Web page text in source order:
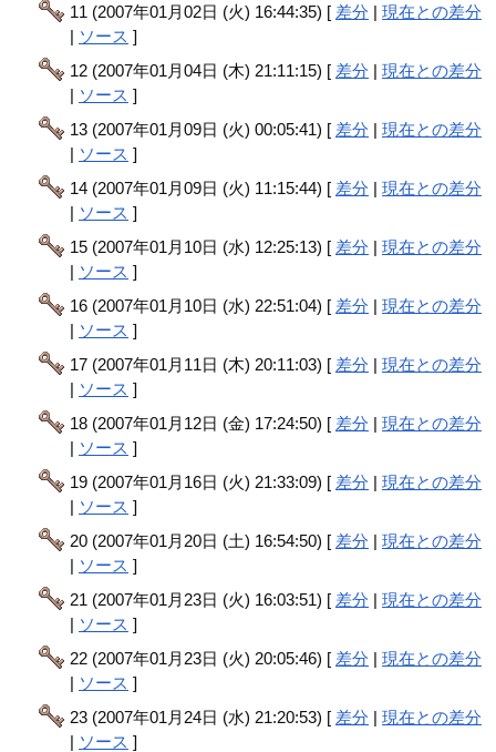
11 (2007年01月02日 (火) 16:44:35) [ 差分 |現在との差分
| ソース ]
12 (2007年01月04日 (木) 21:11:15) [ 差分 |現在との差分
| ソース ]
13 (2007年01月09日 (火) 00:05:41) [ 差分 |現在との差分
| ソース ]
14 (2007年01月09日 (火) 11:15:44) [ 差分 |現在との差分
| ソース ]
15 (2007年01月10日 (水) 12:25:13) [ 差分 |現在との差分
| ソース ]
16 (2007年01月10日 (水) 22:51:04) [ 差分 |現在との差分
| ソース ]
17 (2007年01月11日 (木) 20:11:03) [ 差分 |現在との差分
| ソース ]
18 (2007年01月12日 (金) 17:24:50) [ 差分 |現在との差分
| ソース ]
19 (2007年01月16日 (火) 21:33:09) [ 差分 |現在との差分
| ソース ]
20 (2007年01月20日 (土) 16:54:50) [ 差分 |現在との差分
| ソース ]
21 (2007年01月23日 (火) 16:03:51) [ 差分 |現在との差分
| ソース ]
22 (2007年01月23日 (火) 20:05:46) [ 差分 |現在との差分
| ソース ]
23 (2007年01月24日 (水) 21:20:53) [ 差分 |現在との差分
| ソース ]